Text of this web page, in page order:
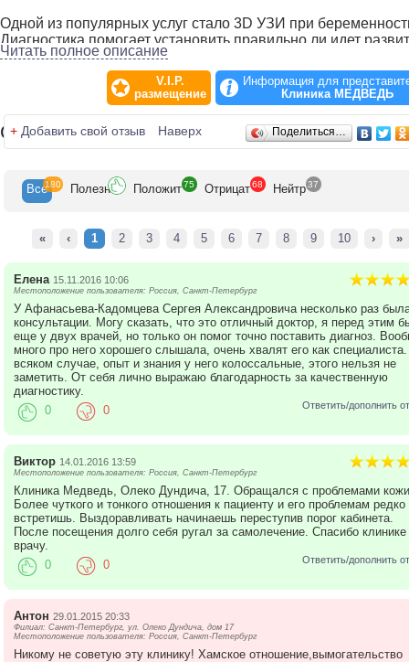
Одной из популярных услуг стало 3D УЗИ при
Диагностика помогает установить правильно ли идет
плода, выявить отклонения, определить срок
Если у вас есть проблемы с зачатием, то обращайтесь к
специалистам клиники Медведь. Диагностику начинают с
консультации гинеколога-эндокринолога, который
Для лечения шейки матки в клинике Медведь предлагается
обследования и самые современные методы терапии. Это
проблемных зон) и радиовысокочастотная коагуляция
(«радиочастотный нож»), а также уникальный метод
эрозии - фотодинамическая терапия. При последнем
лечения проводится обработка шейки специальным
препаратом. Затем проводится обработка лазерным
процедура безболезненна.
В некоторых деликатных случаях по желанию пациентки в
клинике Медведь проводится медикаментозное
беременности. Для таких случаев назначается Мифегин
(французский препарат) или Мифепристон (российского
производства). Вся процедура начинается с
день обращения проводится осмотр врача, общий мазок,
Прием препарата проводится под контролем врача, только
отсутствии негативной реакции пациентку отпускают
Через три дня проводится контрольное УЗИ.
В клинике Медведь ведет прием маммолог. Консультацию у
этого специалиста рекомендуют всем в возрасте старше 35
при наличии случаев рака молочных желез в семье, при
появлении выделений из сосков, болезненности в области
молочной железы и других тревожащих Вас симптомов.
Читать полное описание
V.I.P.
размещение
Информация для
Клиника МЕДВЕДЬ
Отзывы
+ Добавить свой отзыв Наверх Поделиться…
Все180 Полезн Положит 75 Отрицат 68 Нейтр 37
« ‹ 1 2 3 4 5 6 7 8 9 10 › »
Елена 15.11.2016 10:06
Местоположение пользователя: Россия, Санкт-Петербург
У Афанасьева-Кадомцева Сергея Александровича несколько раз
консультации. Могу сказать, что это отличный доктор, я перед этим
еще у двух врачей, но только он помог точно поставить диагноз.
много про него хорошего слышала, очень хвалят его как
всяком случае, опыт и знания у него колоссальные, этого нельзя не
заметить. От себя лично выражаю благодарность за качественную
диагностику.
Ответить/дополнить
0 0
Виктор 14.01.2016 13:59
Местоположение пользователя: Россия, Санкт-Петербург
Клиника Медведь, Олеко Дундича, 17. Обращался с проблемами
Более чуткого и тонкого отношения к пациенту и его проблемам редко
встретишь. Выздоравливать начинаешь переступив порог кабинета.
После посещения долго себя ругал за самолечение. Спасибо клинике
врачу.
Ответить/дополнить
0 0
Антон 29.01.2015 20:33
Филиал: Санкт-Петербург, ул. Олеко Дундича, дом 17
Местоположение пользователя: Россия, Санкт-Петербург
Никому не советую эту клинику! Хамское отношение,вымогательство